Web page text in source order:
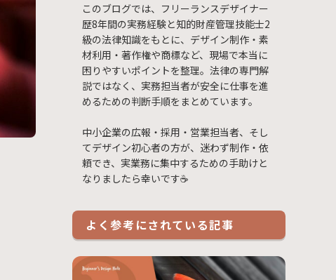
このブログでは、フリーランスデザイナー
歴8年間の実務経験と知的財産管理技能士2
級の法律知識をもとに、デザイン制作・素
材利用・著作権や商標など、現場で本当に
困りやすいポイントを整理。法律の専門解
説ではなく、実務担当者が安全に仕事を進
めるための判断手順をまとめています。
中小企業の広報・採用・営業担当者、そし
てデザイン初心者の方が、迷わず制作・依
頼でき、実業務に集中するための手助けと
なりましたら幸いです☕
よく参考にされている記事